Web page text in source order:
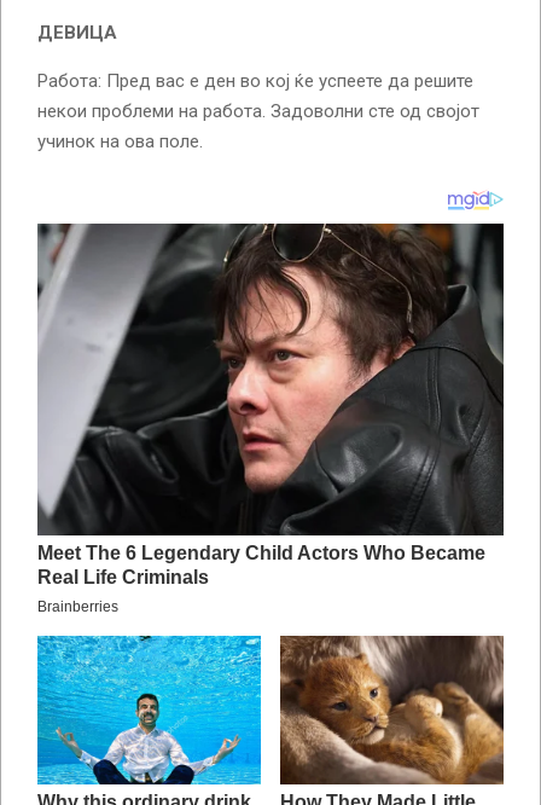
ДЕВИЦА
Работа: Пред вас е ден во кој ќе успеете да решите
некои проблеми на работа. Задоволни сте од својот
учинок на ова поле.